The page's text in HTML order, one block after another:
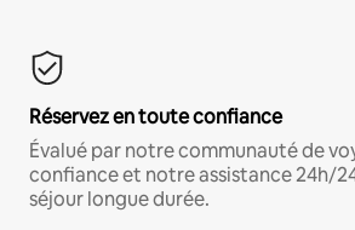
Réservez en toute confiance
Évalué par notre communauté de
confiance et notre assistance 24h/
séjour longue durée.